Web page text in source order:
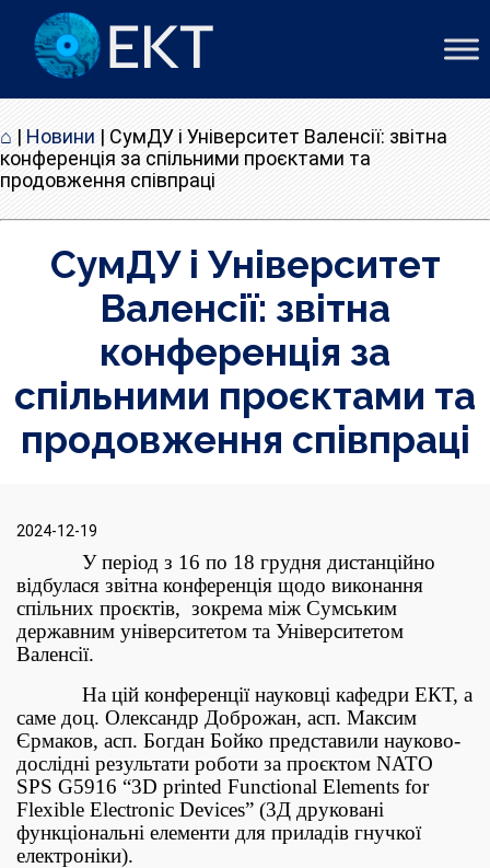
⌂ | Новини | СумДУ і Університет Валенсії: звітна
конференція за спільними проєктами та
продовження співпраці
СумДУ і Університет
Валенсії: звітна
конференція за
спільними проєктами та
продовження співпраці
2024-12-19
У період з 16 по 18 грудня дистанційно
відбулася звітна конференція щодо виконання
спільних проєктів, зокрема між Сумським
державним університетом та Університетом
Валенсії.
На цій конференції науковці кафедри ЕКТ, а
саме доц. Олександр Доброжан, асп. Максим
Єрмаков, асп. Богдан Бойко представили науково-
дослідні результати роботи за проєктом NATO
SPS G5916 “3D printed Functional Elements for
Flexible Electronic Devices” (3Д друковані
функціональні елементи для приладів гнучкої
електроніки).